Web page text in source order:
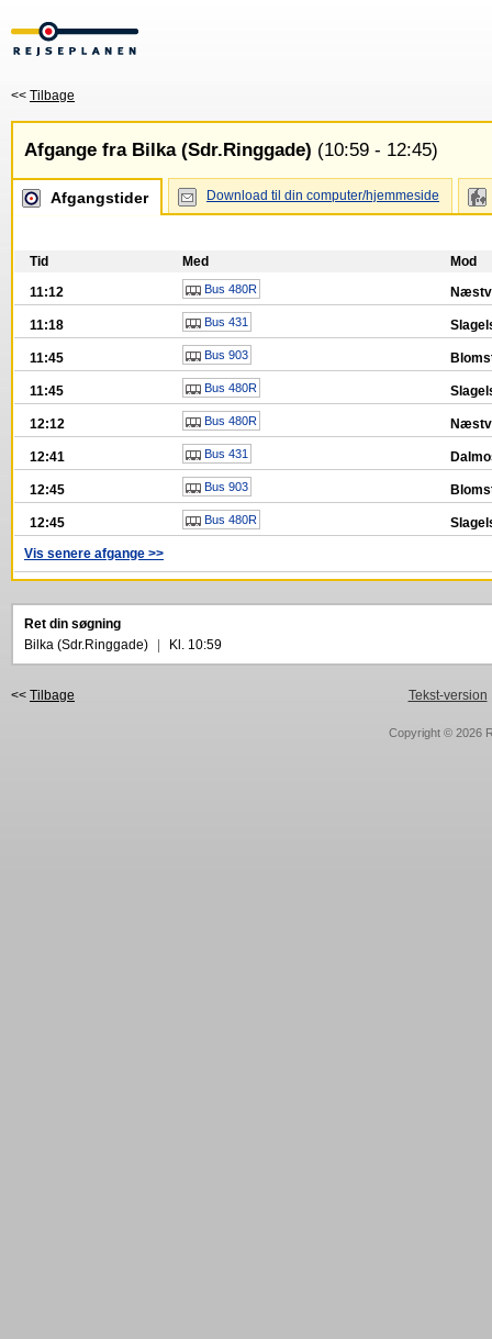
<< Tilbage
Afgange fra Bilka (Sdr.Ringgade) (10:59 - 12:45)
Afgangstider Download til din computer/hjemmeside
Tid Med
Mod
11:12
Bus 480R
11:18 Bus 431
11:45 Bus 903
11:45 Bus 480R
12:12 Bus 480R
12:41 Bus 431
12:45 Bus 903
12:45 Bus 480R
Vis senere afgange >>
Ret din søgning
Bilka (Sdr.Ringgade)
Kl. 10:59
<< Tilbage Tekst-version
Copyright © 2026